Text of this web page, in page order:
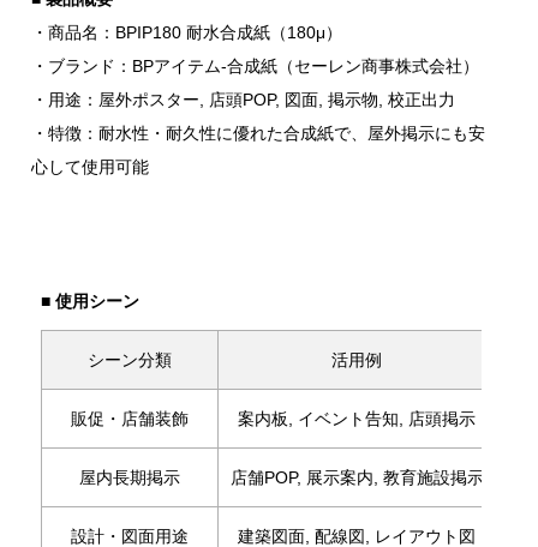
・商品名：BPIP180 耐水合成紙（180μ）
・ブランド：BPアイテム-合成紙（セーレン商事株式会社）
・用途：屋外ポスター, 店頭POP, 図面, 掲示物, 校正出力
・特徴：耐水性・耐久性に優れた合成紙で、屋外掲示にも安
心して使用可能
■ 使用シーン
シーン分類 活用例
販促・店舗装飾 案内板, イベント告知, 店頭掲示
屋内長期掲示 店舗POP, 展示案内, 教育施設掲示
設計・図面用途 建築図面, 配線図, レイアウト図